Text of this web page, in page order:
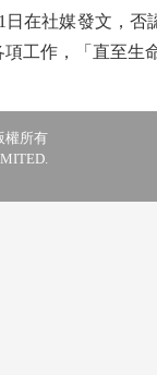
在社媒發文，否
工作，「直至生
權所有